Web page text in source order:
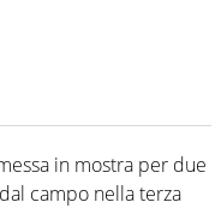
in mostra per due
campo nella terza